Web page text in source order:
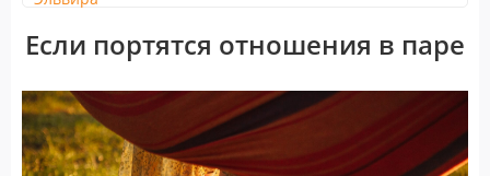
Если портятся отношения в паре